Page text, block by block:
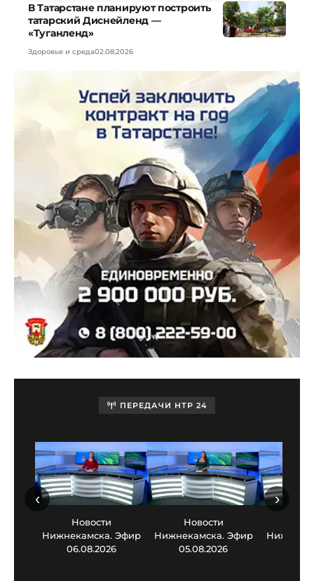
В Татарстане планируют построить
татарский Диснейленд —
«Туганленд»
Здоровье и среда02.08.2026
ПЕРЕДАЧИ НТР 24
Новости
Нижнекамска. Эфир
06.08.2026
Новости
Нижнекамска. Эфир
05.08.2026
‹ ›